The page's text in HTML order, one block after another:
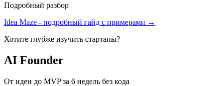
Подробный разбор
Idea Maze - подробный гайд с примерами →
Хотите глубже изучить стартапы?
AI Founder
От идеи до MVP за 6 недель без кода